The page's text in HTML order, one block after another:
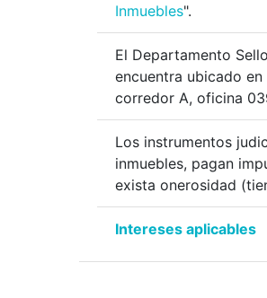
Inmuebles".
El Departamento
encuentra ubicado
corredor A, oficina
Los instrumentos
inmuebles, pagan
exista onerosidad
Intereses aplicables